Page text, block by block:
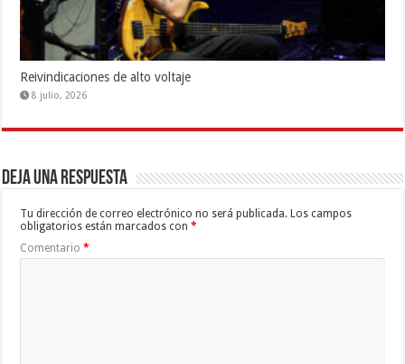
Reivindicaciones de alto voltaje
8 julio, 2026
Deja una respuesta
Tu dirección de correo electrónico no será publicada. Los campos
obligatorios están marcados con*
Comentario*